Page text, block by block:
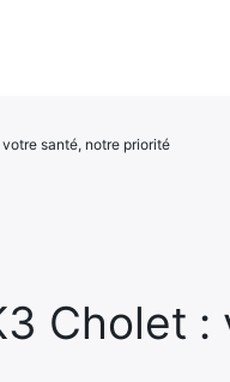
santé, notre priorité
Cholet